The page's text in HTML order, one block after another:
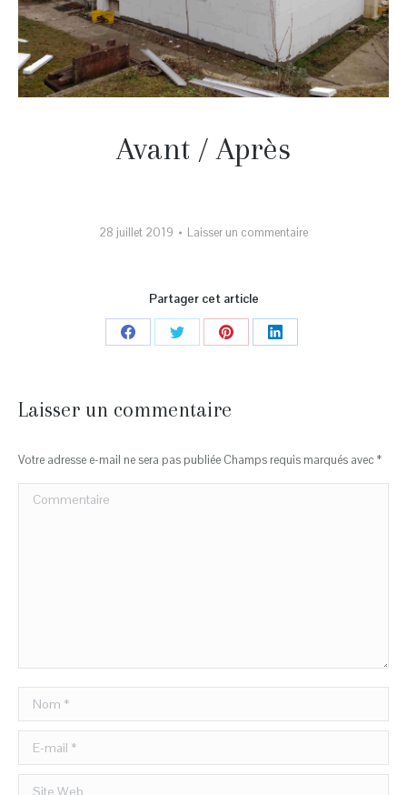
Avant / Après
28 juillet 2019 Laisser un commentaire
Partager cet article
PartagerPartager
Twitter
PartagerPartager
Laisser un commentaire
Votre adresse e-mail ne sera pas publiée Champs requis marqués avec *
Commentaire
Nom *
E-mail *
Site Web